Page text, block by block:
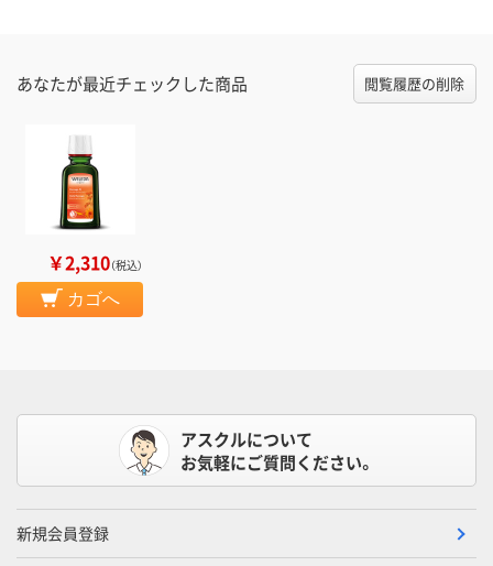
あなたが最近チェックした商品 閲覧履歴の削除
￥2,310（税込）
カゴへ
アスクルについて
お気軽にご質問ください。
新規会員登録